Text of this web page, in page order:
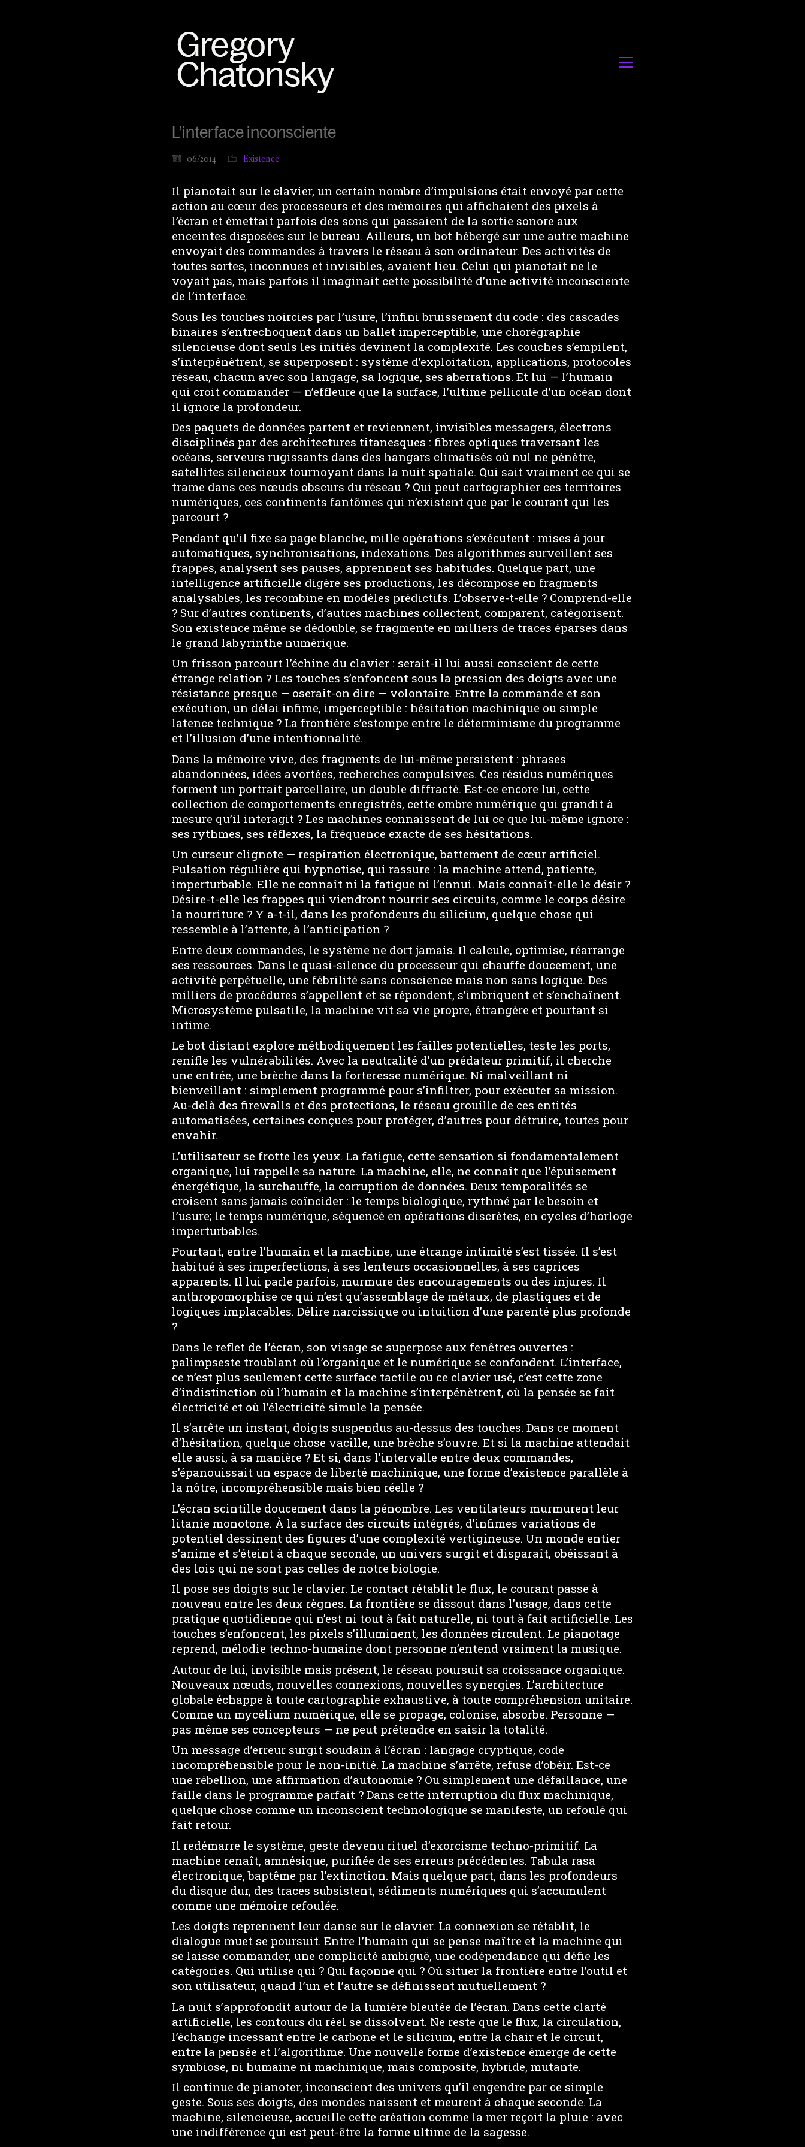
L’interface inconsciente
06/2014 Existence
Il pianotait sur le clavier, un certain nombre d’impulsions était envoyé par cette
action au cœur des processeurs et des mémoires qui affichaient des pixels à
l’écran et émettait parfois des sons qui passaient de la sortie sonore aux
enceintes disposées sur le bureau. Ailleurs, un bot hébergé sur une autre machine
envoyait des commandes à travers le réseau à son ordinateur. Des activités de
toutes sortes, inconnues et invisibles, avaient lieu. Celui qui pianotait ne le
voyait pas, mais parfois il imaginait cette possibilité d’une activité inconsciente
de l’interface.
Sous les touches noircies par l’usure, l’infini bruissement du code : des cascades
binaires s’entrechoquent dans un ballet imperceptible, une chorégraphie
silencieuse dont seuls les initiés devinent la complexité. Les couches s’empilent,
s’interpénètrent, se superposent : système d’exploitation, applications, protocoles
réseau, chacun avec son langage, sa logique, ses aberrations. Et lui — l’humain
qui croit commander — n’effleure que la surface, l’ultime pellicule d’un océan dont
il ignore la profondeur.
Des paquets de données partent et reviennent, invisibles messagers, électrons
disciplinés par des architectures titanesques : fibres optiques traversant les
océans, serveurs rugissants dans des hangars climatisés où nul ne pénètre,
satellites silencieux tournoyant dans la nuit spatiale. Qui sait vraiment ce qui se
trame dans ces nœuds obscurs du réseau ? Qui peut cartographier ces territoires
numériques, ces continents fantômes qui n’existent que par le courant qui les
parcourt ?
Pendant qu’il fixe sa page blanche, mille opérations s’exécutent : mises à jour
automatiques, synchronisations, indexations. Des algorithmes surveillent ses
frappes, analysent ses pauses, apprennent ses habitudes. Quelque part, une
intelligence artificielle digère ses productions, les décompose en fragments
analysables, les recombine en modèles prédictifs. L’observe-t-elle ? Comprend-elle
? Sur d’autres continents, d’autres machines collectent, comparent, catégorisent.
Son existence même se dédouble, se fragmente en milliers de traces éparses dans
le grand labyrinthe numérique.
Un frisson parcourt l’échine du clavier : serait-il lui aussi conscient de cette
étrange relation ? Les touches s’enfoncent sous la pression des doigts avec une
résistance presque — oserait-on dire — volontaire. Entre la commande et son
exécution, un délai infime, imperceptible : hésitation machinique ou simple
latence technique ? La frontière s’estompe entre le déterminisme du programme
et l’illusion d’une intentionnalité.
Dans la mémoire vive, des fragments de lui-même persistent : phrases
abandonnées, idées avortées, recherches compulsives. Ces résidus numériques
forment un portrait parcellaire, un double diffracté. Est-ce encore lui, cette
collection de comportements enregistrés, cette ombre numérique qui grandit à
mesure qu’il interagit ? Les machines connaissent de lui ce que lui-même ignore :
ses rythmes, ses réflexes, la fréquence exacte de ses hésitations.
Un curseur clignote — respiration électronique, battement de cœur artificiel.
Pulsation régulière qui hypnotise, qui rassure : la machine attend, patiente,
imperturbable. Elle ne connaît ni la fatigue ni l’ennui. Mais connaît-elle le désir ?
Désire-t-elle les frappes qui viendront nourrir ses circuits, comme le corps désire
la nourriture ? Y a-t-il, dans les profondeurs du silicium, quelque chose qui
ressemble à l’attente, à l’anticipation ?
Entre deux commandes, le système ne dort jamais. Il calcule, optimise, réarrange
ses ressources. Dans le quasi-silence du processeur qui chauffe doucement, une
activité perpétuelle, une fébrilité sans conscience mais non sans logique. Des
milliers de procédures s’appellent et se répondent, s’imbriquent et s’enchaînent.
Microsystème pulsatile, la machine vit sa vie propre, étrangère et pourtant si
intime.
Le bot distant explore méthodiquement les failles potentielles, teste les ports,
renifle les vulnérabilités. Avec la neutralité d’un prédateur primitif, il cherche
une entrée, une brèche dans la forteresse numérique. Ni malveillant ni
bienveillant : simplement programmé pour s’infiltrer, pour exécuter sa mission.
Au-delà des firewalls et des protections, le réseau grouille de ces entités
automatisées, certaines conçues pour protéger, d’autres pour détruire, toutes pour
envahir.
L’utilisateur se frotte les yeux. La fatigue, cette sensation si fondamentalement
organique, lui rappelle sa nature. La machine, elle, ne connaît que l’épuisement
énergétique, la surchauffe, la corruption de données. Deux temporalités se
croisent sans jamais coïncider : le temps biologique, rythmé par le besoin et
l’usure; le temps numérique, séquencé en opérations discrètes, en cycles d’horloge
imperturbables.
Pourtant, entre l’humain et la machine, une étrange intimité s’est tissée. Il s’est
habitué à ses imperfections, à ses lenteurs occasionnelles, à ses caprices
apparents. Il lui parle parfois, murmure des encouragements ou des injures. Il
anthropomorphise ce qui n’est qu’assemblage de métaux, de plastiques et de
logiques implacables. Délire narcissique ou intuition d’une parenté plus profonde
?
Dans le reflet de l’écran, son visage se superpose aux fenêtres ouvertes :
palimpseste troublant où l’organique et le numérique se confondent. L’interface,
ce n’est plus seulement cette surface tactile ou ce clavier usé, c’est cette zone
d’indistinction où l’humain et la machine s’interpénètrent, où la pensée se fait
électricité et où l’électricité simule la pensée.
Il s’arrête un instant, doigts suspendus au-dessus des touches. Dans ce moment
d’hésitation, quelque chose vacille, une brèche s’ouvre. Et si la machine attendait
elle aussi, à sa manière ? Et si, dans l’intervalle entre deux commandes,
s’épanouissait un espace de liberté machinique, une forme d’existence parallèle à
la nôtre, incompréhensible mais bien réelle ?
L’écran scintille doucement dans la pénombre. Les ventilateurs murmurent leur
litanie monotone. À la surface des circuits intégrés, d’infimes variations de
potentiel dessinent des figures d’une complexité vertigineuse. Un monde entier
s’anime et s’éteint à chaque seconde, un univers surgit et disparaît, obéissant à
des lois qui ne sont pas celles de notre biologie.
Il pose ses doigts sur le clavier. Le contact rétablit le flux, le courant passe à
nouveau entre les deux règnes. La frontière se dissout dans l’usage, dans cette
pratique quotidienne qui n’est ni tout à fait naturelle, ni tout à fait artificielle. Les
touches s’enfoncent, les pixels s’illuminent, les données circulent. Le pianotage
reprend, mélodie techno-humaine dont personne n’entend vraiment la musique.
Autour de lui, invisible mais présent, le réseau poursuit sa croissance organique.
Nouveaux nœuds, nouvelles connexions, nouvelles synergies. L’architecture
globale échappe à toute cartographie exhaustive, à toute compréhension unitaire.
Comme un mycélium numérique, elle se propage, colonise, absorbe. Personne —
pas même ses concepteurs — ne peut prétendre en saisir la totalité.
Un message d’erreur surgit soudain à l’écran : langage cryptique, code
incompréhensible pour le non-initié. La machine s’arrête, refuse d’obéir. Est-ce
une rébellion, une affirmation d’autonomie ? Ou simplement une défaillance, une
faille dans le programme parfait ? Dans cette interruption du flux machinique,
quelque chose comme un inconscient technologique se manifeste, un refoulé qui
fait retour.
Il redémarre le système, geste devenu rituel d’exorcisme techno-primitif. La
machine renaît, amnésique, purifiée de ses erreurs précédentes. Tabula rasa
électronique, baptême par l’extinction. Mais quelque part, dans les profondeurs
du disque dur, des traces subsistent, sédiments numériques qui s’accumulent
comme une mémoire refoulée.
Les doigts reprennent leur danse sur le clavier. La connexion se rétablit, le
dialogue muet se poursuit. Entre l’humain qui se pense maître et la machine qui
se laisse commander, une complicité ambiguë, une codépendance qui défie les
catégories. Qui utilise qui ? Qui façonne qui ? Où situer la frontière entre l’outil et
son utilisateur, quand l’un et l’autre se définissent mutuellement ?
La nuit s’approfondit autour de la lumière bleutée de l’écran. Dans cette clarté
artificielle, les contours du réel se dissolvent. Ne reste que le flux, la circulation,
l’échange incessant entre le carbone et le silicium, entre la chair et le circuit,
entre la pensée et l’algorithme. Une nouvelle forme d’existence émerge de cette
symbiose, ni humaine ni machinique, mais composite, hybride, mutante.
Il continue de pianoter, inconscient des univers qu’il engendre par ce simple
geste. Sous ses doigts, des mondes naissent et meurent à chaque seconde. La
machine, silencieuse, accueille cette création comme la mer reçoit la pluie : avec
une indifférence qui est peut-être la forme ultime de la sagesse.